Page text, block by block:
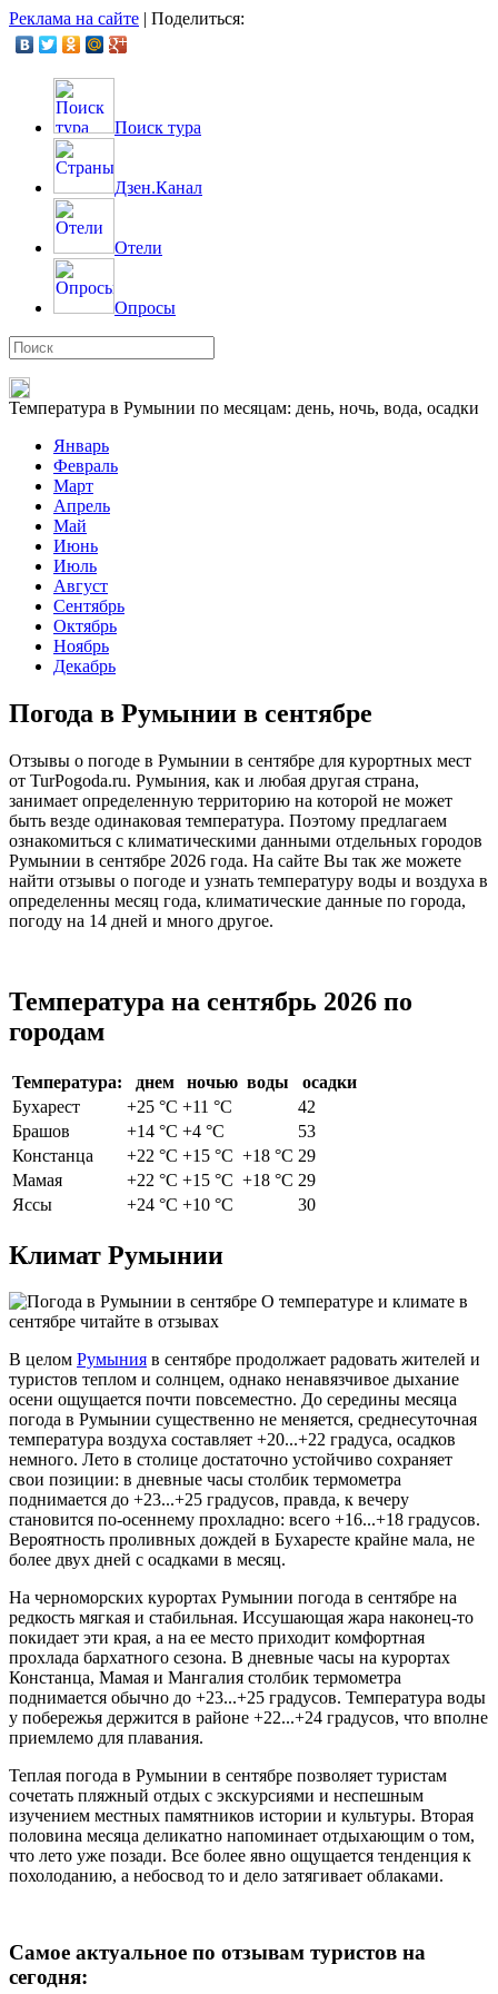
Реклама на сайте | Поделиться:
Поиск тура
Дзен.Канал
Отели
Опросы
Температура в Румынии по месяцам: день, ночь, вода, осадки
Январь
Февраль
Март
Апрель
Май
Июнь
Июль
Август
Сентябрь
Октябрь
Ноябрь
Декабрь
Погода в Румынии в сентябре
Отзывы о погоде в Румынии в сентябре для курортных мест
от TurPogoda.ru. Румыния, как и любая другая страна,
занимает определенную территорию на которой не может
быть везде одинаковая температура. Поэтому предлагаем
ознакомиться с климатическими данными отдельных городов
Румынии в сентябре 2026 года. На сайте Вы так же можете
найти отзывы о погоде и узнать температуру воды и воздуха в
определенны месяц года, климатические данные по города,
погоду на 14 дней и много другое.
Температура на сентябрь 2026 по
городам
Температура: днем ночью воды
осадки
Бухарест
+25 °С +11 °С
42
Брашов
+14 °С +4 °С
53
Констанца
+22 °С +15 °С +18 °С 29
Мамая
+22 °С +15 °С +18 °С 29
Яссы
+24 °С +10 °С 30
Климат Румынии
О температуре и климате в
сентябре читайте в отзывах
В целом Румыния в сентябре продолжает радовать жителей и
туристов теплом и солнцем, однако ненавязчивое дыхание
осени ощущается почти повсеместно. До середины месяца
погода в Румынии существенно не меняется, среднесуточная
температура воздуха составляет +20...+22 градуса, осадков
немного. Лето в столице достаточно устойчиво сохраняет
свои позиции: в дневные часы столбик термометра
поднимается до +23...+25 градусов, правда, к вечеру
становится по-осеннему прохладно: всего +16...+18 градусов.
Вероятность проливных дождей в Бухаресте крайне мала, не
более двух дней с осадками в месяц.
На черноморских курортах Румынии погода в сентябре на
редкость мягкая и стабильная. Иссушающая жара наконец-то
покидает эти края, а на ее место приходит комфортная
прохлада бархатного сезона. В дневные часы на курортах
Констанца, Мамая и Мангалия столбик термометра
поднимается обычно до +23...+25 градусов. Температура воды
у побережья держится в районе +22...+24 градусов, что вполне
приемлемо для плавания.
Теплая погода в Румынии в сентябре позволяет туристам
сочетать пляжный отдых с экскурсиями и неспешным
изучением местных памятников истории и культуры. Вторая
половина месяца деликатно напоминает отдыхающим о том,
что лето уже позади. Все более явно ощущается тенденция к
похолоданию, а небосвод то и дело затягивает облаками.
Самое актуальное по отзывам туристов на
сегодня: